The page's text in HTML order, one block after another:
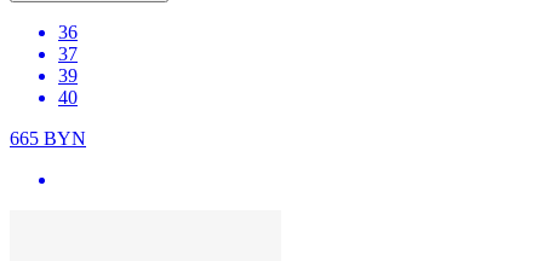
36
37
39
40
665 BYN